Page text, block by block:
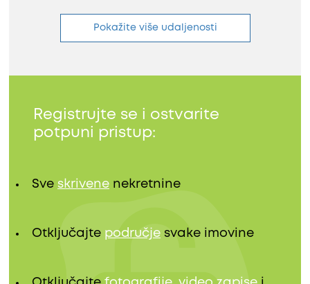
Pokažite više udaljenosti
Registrujte se i ostvarite
potpuni pristup:
Sve skrivene nekretnine
Otključajte područje svake imovine